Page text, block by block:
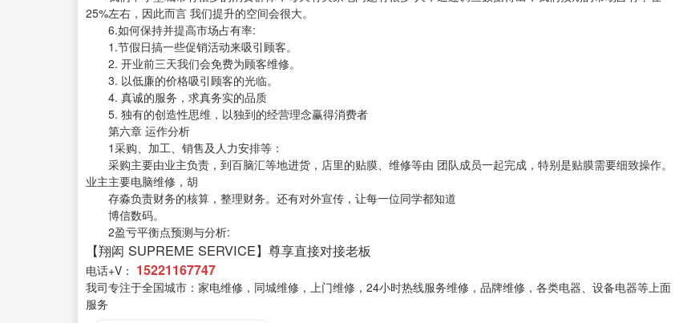
25%左右，因此而言 我们提升的空间会很大。
6.如何保持并提高市场占有率:
1.节假日搞一些促销活动来吸引顾客。
2. 开业前三天我们会免费为顾客维修。
3. 以低廉的价格吸引顾客的光临。
4. 真诚的服务，求真务实的品质
5. 独有的创造性思维，以独到的经营理念赢得消费者
第六章 运作分析
1采购、加工、销售及人力安排等：
采购主要由业主负责，到百脑汇等地进货，店里的贴膜、维修等由 团队成员一起完成，特别是贴膜需要细致操作。
业主主要电脑维修，胡
存淼负责财务的核算，整理财务。还有对外宣传，让每一位同学都知道
博信数码。
2盈亏平衡点预测与分析:
【翔闳 SUPREME SERVICE】尊享直接对接老板
电话+V： 15221167747
我司专注于全国城市：家电维修，同城维修，上门维修，24小时热线服务维修，品牌维修，各类电器、设备电器等上面
服务